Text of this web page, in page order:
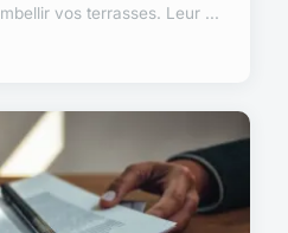
vos terrasses. Leur ...